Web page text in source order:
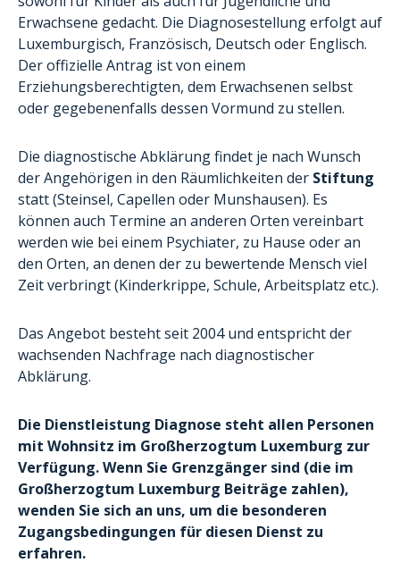
Erwachsene gedacht. Die Diagnosestellung erfolgt auf
Luxemburgisch, Französisch, Deutsch oder Englisch.
Der offizielle Antrag ist von einem
Erziehungsberechtigten, dem Erwachsenen selbst
oder gegebenenfalls dessen Vormund zu stellen.
Die diagnostische Abklärung findet je nach Wunsch
der Angehörigen in den Räumlichkeiten der Stiftung
statt (Steinsel, Capellen oder Munshausen). Es
können auch Termine an anderen Orten vereinbart
werden wie bei einem Psychiater, zu Hause oder an
den Orten, an denen der zu bewertende Mensch viel
Zeit verbringt (Kinderkrippe, Schule, Arbeitsplatz etc.).
Das Angebot besteht seit 2004 und entspricht der
wachsenden Nachfrage nach diagnostischer
Abklärung.
Die Dienstleistung Diagnose steht allen Personen
mit Wohnsitz im Großherzogtum Luxemburg zur
Verfügung. Wenn Sie Grenzgänger sind (die im
Großherzogtum Luxemburg Beiträge zahlen),
wenden Sie sich an uns, um die besonderen
Zugangsbedingungen für diesen Dienst zu
erfahren.